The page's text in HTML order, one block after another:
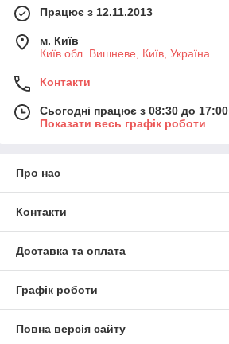
Працює з 12.11.2013
м. Київ
Київ обл. Вишневе, Київ, Україна
Контакти
Сьогодні працює з 08:30 до 17:00
Показати весь графік роботи
Про нас
Контакти
Доставка та оплата
Графік роботи
Повна версія сайту